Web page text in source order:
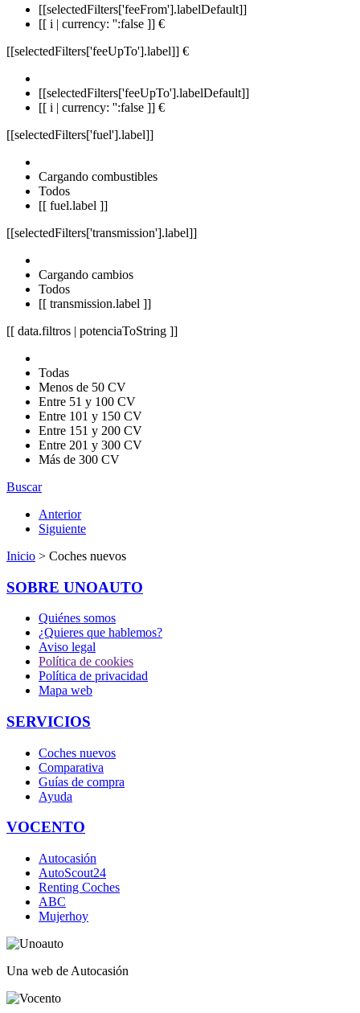
[[selectedFilters['feeFrom'].labelDefault]]
[[ i | currency: '':false ]] €
[[selectedFilters['feeUpTo'].label]] €
[[selectedFilters['feeUpTo'].labelDefault]]
[[ i | currency: '':false ]] €
[[selectedFilters['fuel'].label]]
Cargando combustibles
Todos
[[ fuel.label ]]
[[selectedFilters['transmission'].label]]
Cargando cambios
Todos
[[ transmission.label ]]
[[ data.filtros | potenciaToString ]]
Todas
Menos de 50 CV
Entre 51 y 100 CV
Entre 101 y 150 CV
Entre 151 y 200 CV
Entre 201 y 300 CV
Más de 300 CV
Buscar
Anterior
Siguiente
Inicio > Coches nuevos
SOBRE UNOAUTO
Quiénes somos
¿Quieres que hablemos?
Aviso legal
Política de cookies
Política de privacidad
Mapa web
SERVICIOS
Coches nuevos
Comparativa
Guías de compra
Ayuda
VOCENTO
Autocasión
AutoScout24
Renting Coches
ABC
Mujerhoy
Una web de Autocasión